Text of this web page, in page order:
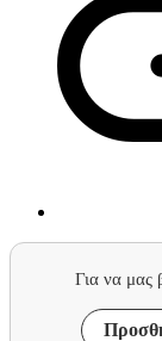
Για να μας